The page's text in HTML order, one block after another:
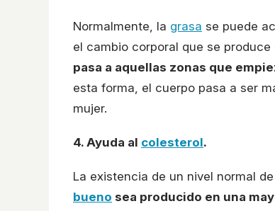
Normalmente, la grasa se puede
el cambio corporal que se produce
pasa a aquellas zonas que
esta forma, el cuerpo pasa a ser
mujer.
4. Ayuda al colesterol.
La existencia de un nivel normal
bueno sea producido en una